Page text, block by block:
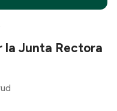
la Junta Rectora